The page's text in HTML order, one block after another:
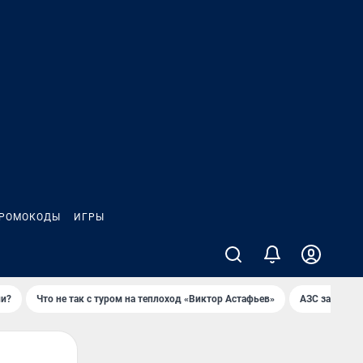
ИГРЫ
Что не так с туром на теплоход «Виктор Астафьев» AЗС